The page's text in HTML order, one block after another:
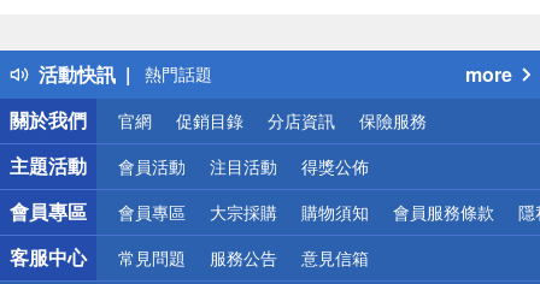
活動快訊
得獎公告
熱門話題
銀行優惠
偏遠地區配送
詐騙網頁！請小心！
more
關於我們
官網 促銷目錄 分店資訊 保險服務
主題活動 會員活動 注目活動 得獎公佈
會員專區 會員專區 大宗採購 購物須知 會員服務條款 隱
客服中心 常見問題 服務公告 意見信箱